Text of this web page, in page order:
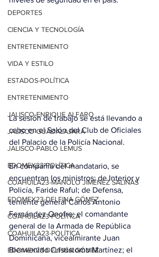
DEPORTES
CIENCIA Y TECNOLOGÍA
ENTRETENIMIENTO
VIDA Y ESTILO
ESTADOS-POLÍTICA
ENTRETENIMIENTO
JALISCO-ENRIQUE ALFARO
JALISCO-GUADALAJARA
JALISCO-PABLO LEMUS
EDOMEX23-POLÍTICA
COAHUILA23-MANOLO JIMÉNEZ SALINAS
EDOMEX23-DELFINA GÓMEZ
COAHUILA23-POLÍTICA
COAHUILA23-POLÍTICA
EDOMEX23-DELFINA GÓMEZ
La sesión de trabajo se está llevando a
cabo en el Salón del Club de Oficiales
del Palacio de la Policía Nacional.
En compañía del mandatario, se
encuentran los ministros; de Interior y
Policía, Faride Raful; de Defensa,
teniente general Carlos Antonio
Fernández Onofre; el comandante
general de la Armada de República
Dominicana, vicealmirante Juan
Bienvenido Crisóstomo Martínez; el